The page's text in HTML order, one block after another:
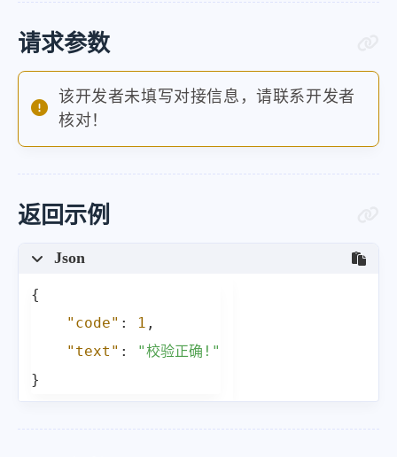
请求参数
该开发者未填写对接信息，请联系开发者
核对！
返回示例
Json
{
"code" : 1 ,
"text" :
"校验正确!"
}